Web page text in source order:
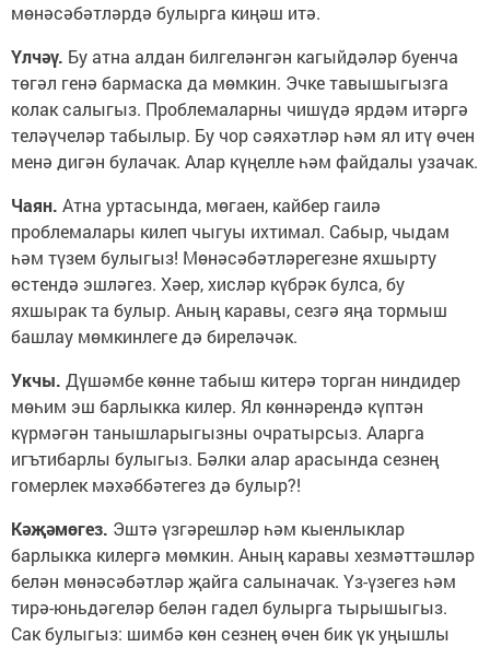
мөнәсәбәтләрдә булырга киңәш итә.
Үлчәү. Бу атна алдан билгеләнгән кагыйдәләр буенча
төгәл генә бармаска да мөмкин. Эчке тавышыгызга
колак салыгыз. Проблемаларны чишүдә ярдәм итәргә
теләүчеләр табылыр. Бу чор сәяхәтләр һәм ял итү өчен
менә дигән булачак. Алар күңелле һәм файдалы узачак.
Чаян. Атна уртасында, мөгаен, кайбер гаилә
проблемалары килеп чыгуы ихтимал. Сабыр, чыдам
һәм түзем булыгыз! Мөнәсәбәтләрегезне яхшырту
өстендә эшләгез. Хәер, хисләр күбрәк булса, бу
яхшырак та булыр. Аның каравы, сезгә яңа тормыш
башлау мөмкинлеге дә биреләчәк.
Укчы. Дүшәмбе көнне табыш китерә торган ниндидер
мөһим эш барлыкка килер. Ял көннәрендә күптән
күрмәгән танышларыгызны очратырсыз. Аларга
игътибарлы булыгыз. Бәлки алар арасында сезнең
гомерлек мәхәббәтегез дә булыр?!
Кәҗәмөгез. Эштә үзгәрешләр һәм кыенлыклар
барлыкка килергә мөмкин. Аның каравы хезмәттәшләр
белән мөнәсәбәтләр җайга салыначак. Үз-үзегез һәм
тирә-юньдәгеләр белән гадел булырга тырышыгыз.
Сак булыгыз: шимбә көн сезнең өчен бик үк уңышлы